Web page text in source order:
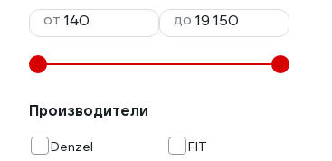
от
до
Производители
Denzel
FIT